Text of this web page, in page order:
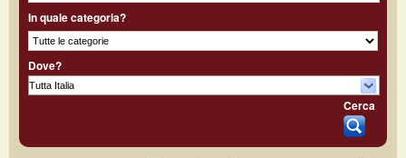
In quale categoria?
Dove?
Cerca